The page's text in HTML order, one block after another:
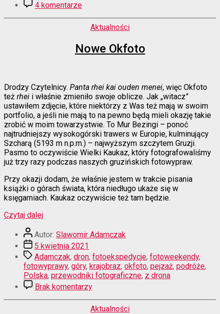
4 komentarze
Alpy
za
miedzą Kategorie
Aktualności
Nowe Okfoto
Drodzy Czytelnicy. Panta rhei kai ouden menei, więc Okfoto
też rhei i właśnie zmieniło swoje oblicze. Jak „witacz”
ustawiłem zdjęcie, które niektórzy z Was też mają w swoim
portfolio, a jeśli nie mają to na pewno będą mieli okazję takie
zrobić w moim towarzystwie. To Mur Bezingi – ponoć
najtrudniejszy wysokogórski trawers w Europie, kulminujący
Szcharą (5193 m n.p.m.) – najwyższym szczytem Gruzji.
Pasmo to oczywiście Wielki Kaukaz, który fotografowaliśmy
już trzy razy podczas naszych gruzińskich fotowypraw.
Przy okazji dodam, że właśnie jestem w trakcie pisania
książki o górach świata, która niedługo ukaże się w
księgarniach. Kaukaz oczywiście też tam będzie.
Czytaj dalej“Nowe
Autor
wpisu
Autor: Slawomir Adamczak
Data
wpisu
5 kwietnia 2021
TagiAdamczak, dron, fotoekspedycje, fotoweekendy,
fotowyprawy, góry, krajobraz, okfoto, pejzaż, podróże,
Polska, przewodniki fotograficzne, z drona
Brak komentarzydo
Nowe
Okfoto
Kategorie
Aktualności